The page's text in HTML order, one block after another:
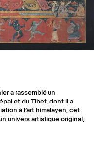
a rassemblé un
et du Tibet, dont il a
à l’art himalayen, cet
univers artistique original,